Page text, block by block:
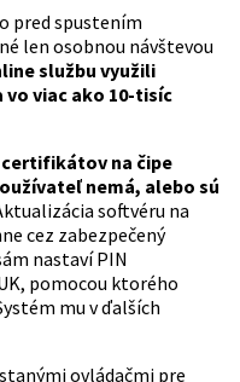
pred spustením
len osobnou návštevou
službu využili
viac ako 10-tisíc
na čipe
nemá, alebo sú
softvéru na
cez zabezpečený
nastaví PIN
pomocou ktorého
mu v ďalších
ovládačmi pre